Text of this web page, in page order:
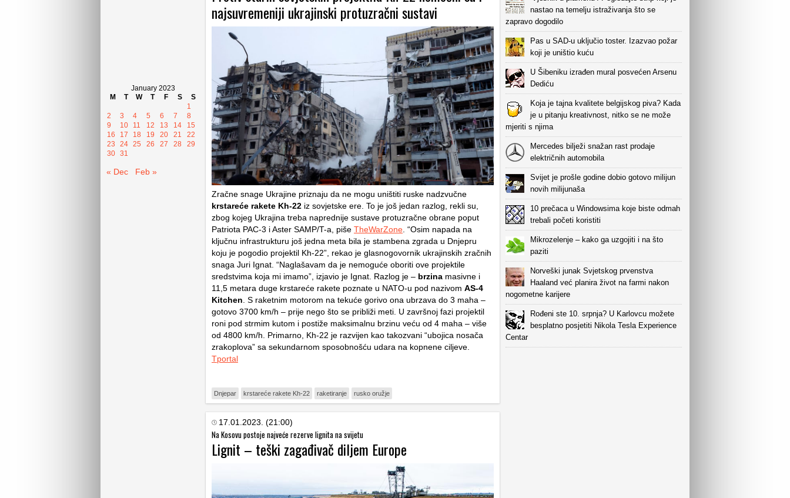
January 2023
M
T W T F S
S
1
2
3 4 5 6 7
8
9
10 11 12 13 14
15
16
17 18 19 20 21
22
23
24 25 26 27 28
29
30 31
« Dec Feb »
najsuvremeniji ukrajinski protuzračni sustavi
Zračne snage Ukrajine priznaju da ne mogu uništiti ruske nadzvučne
krstareće rakete Kh-22 iz sovjetske ere. To je još jedan razlog, rekli su,
zbog kojeg Ukrajina treba naprednije sustave protuzračne obrane poput
Patriota PAC-3 i Aster SAMP/T-a, piše TheWarZone . “Osim napada na
ključnu infrastrukturu još jedna meta bila je stambena zgrada u Dnjepru
koju je pogodio projektil Kh-22”, rekao je glasnogovornik ukrajinskih zračnih
snaga Juri Ignat. “Naglašavam da je nemoguće oboriti ove projektile
sredstvima koja mi imamo”, izjavio je Ignat. Razlog je – brzina masivne i
11,5 metara duge krstareće rakete poznate u NATO-u pod nazivom AS-4
Kitchen . S raketnim motorom na tekuće gorivo ona ubrzava do 3 maha –
gotovo 3700 km/h – prije nego što se približi meti. U završnoj fazi projektil
roni pod strmim kutom i postiže maksimalnu brzinu veću od 4 maha – više
od 4800 km/h. Primarno, Kh-22 je razvijen kao takozvani “ubojica nosača
zrakoplova” sa sekundarnom sposobnošću udara na kopnene ciljeve.
Tportal
Dnjepar krstareće rakete Kh-22 raketiranje rusko oružje
17.01.2023. (21:00)
Na Kosovu postoje najveće rezerve lignita na svijetu
Lignit – teški zagađivač diljem Europe
nastao na temelju istraživanja što se
zapravo dogodilo
Pas u SAD-u uključio toster. Izazvao požar
koji je uništio kuću
U Šibeniku izrađen mural posvećen Arsenu
Dediću
Koja je tajna kvalitete belgijskog piva? Kada
je u pitanju kreativnost, nitko se ne može
mjeriti s njima
Mercedes bilježi snažan rast prodaje
električnih automobila
Svijet je prošle godine dobio gotovo milijun
novih milijunaša
10 prečaca u Windowsima koje biste odmah
trebali početi koristiti
Mikrozelenje – kako ga uzgojiti i na što
paziti
Norveški junak Svjetskog prvenstva
Haaland već planira život na farmi nakon
nogometne karijere
Rođeni ste 10. srpnja? U Karlovcu možete
besplatno posjetiti Nikola Tesla Experience
Centar